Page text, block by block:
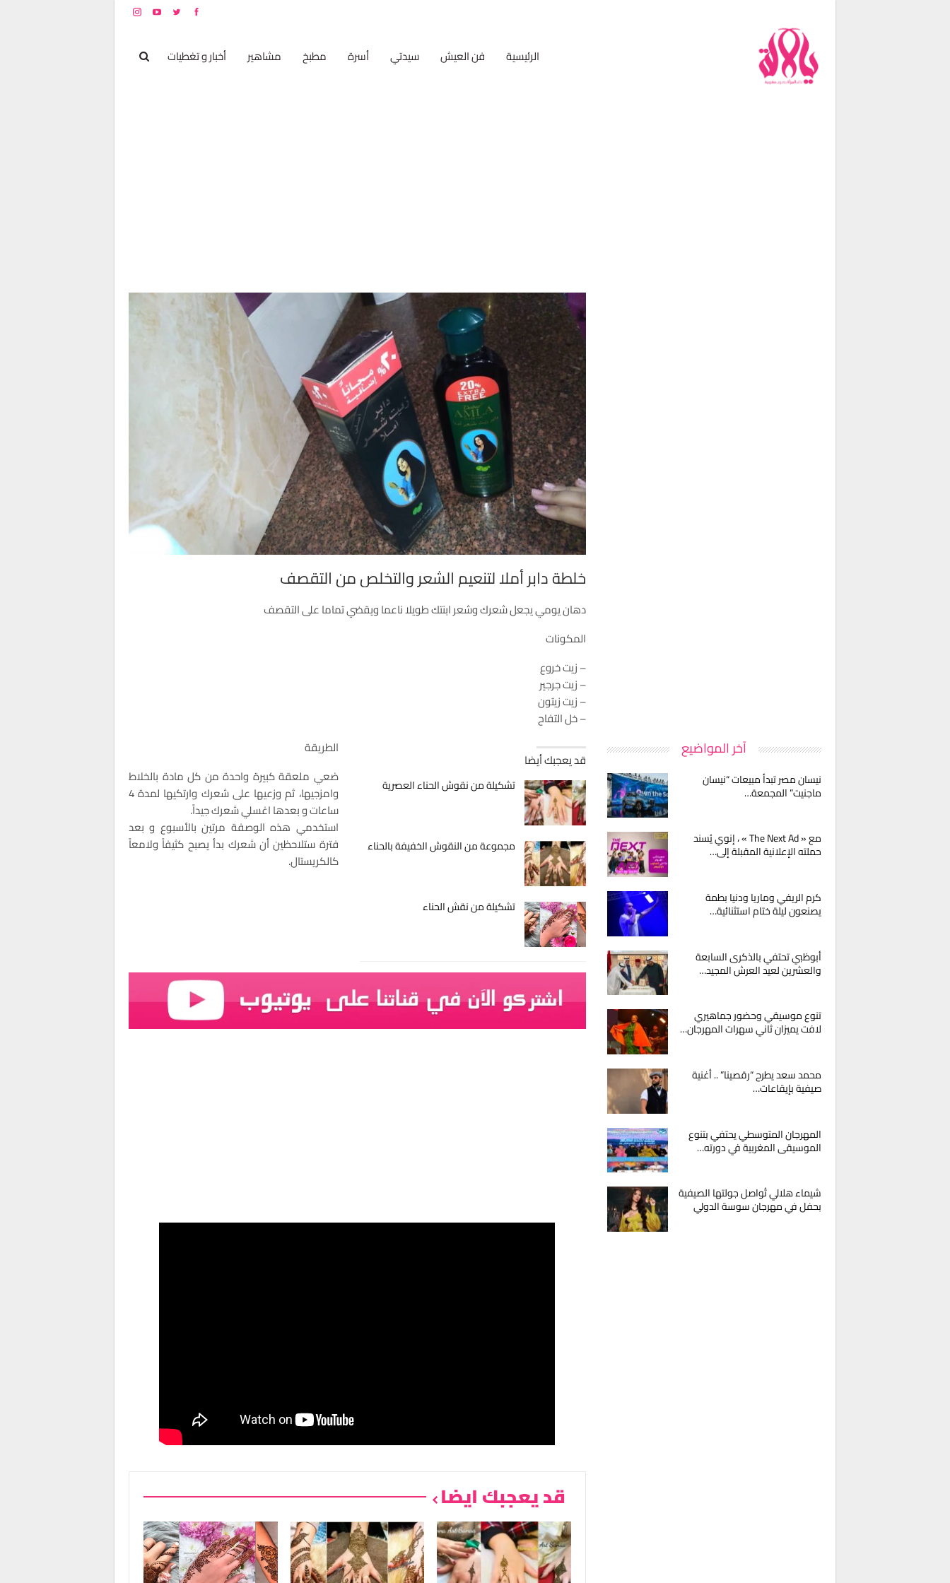
الرئيسية فن العيش سيدتي أسرة مطبخ مشاهير أخبار و تغطيات
خلطة دابر أملا لتنعيم الشعر والتخلص من التقصف
دهان يومي يجعل شعرك وشعر ابنتك طويلا ناعما ويقضي تماما على التقصف
المكونات
– زيت خروع
– زيت جرجير
– زيت زيتون
– خل التفاح
قد يعجبك أيضا
تشكيلة من نقوش الحناء العصرية
مجموعة من النقوش الخفيفة بالحناء
تشكيلة من نقش الحناء
الطريقة
ضعي ملعقة كبيرة واحدة من كل مادة بالخلاط
وامزجيها، ثم وزعيها على شعرك وارتكيها لمدة 4
ساعات و بعدها اغسلي شعرك جيداً.
استخدمي هذه الوصفة مرتين بالأسبوع و بعد
فترة ستلاحظين أن شعرك بدأ يصبح كثيفاً ولامعاً
كالكريستال.
قد يعجبك ايضا
آخر المواضيع
نيسان مصر تبدأ مبيعات “نيسان
ماجنيت” المجمعة…
مع « The Next Ad » ، إنوي يُسند
حملته الإعلانية المقبلة إلى…
كرم الريفي وماريا ودنيا بطمة
يصنعون ليلة ختام استثنائية…
أبوظبي تحتفي بالذكرى السابعة
والعشرين لعيد العرش المجيد…
تنوع موسيقي وحضور جماهيري
لافت يميزان ثاني سهرات المهرجان…
محمد سعد يطرح “رقصينا” .. أغنية
صيفية بإيقاعات…
المهرجان المتوسطي يحتفي بتنوع
الموسيقى المغربية في دورته…
شيماء هلالي تُواصل جولتها الصيفية
بحفل في مهرجان سوسة الدولي